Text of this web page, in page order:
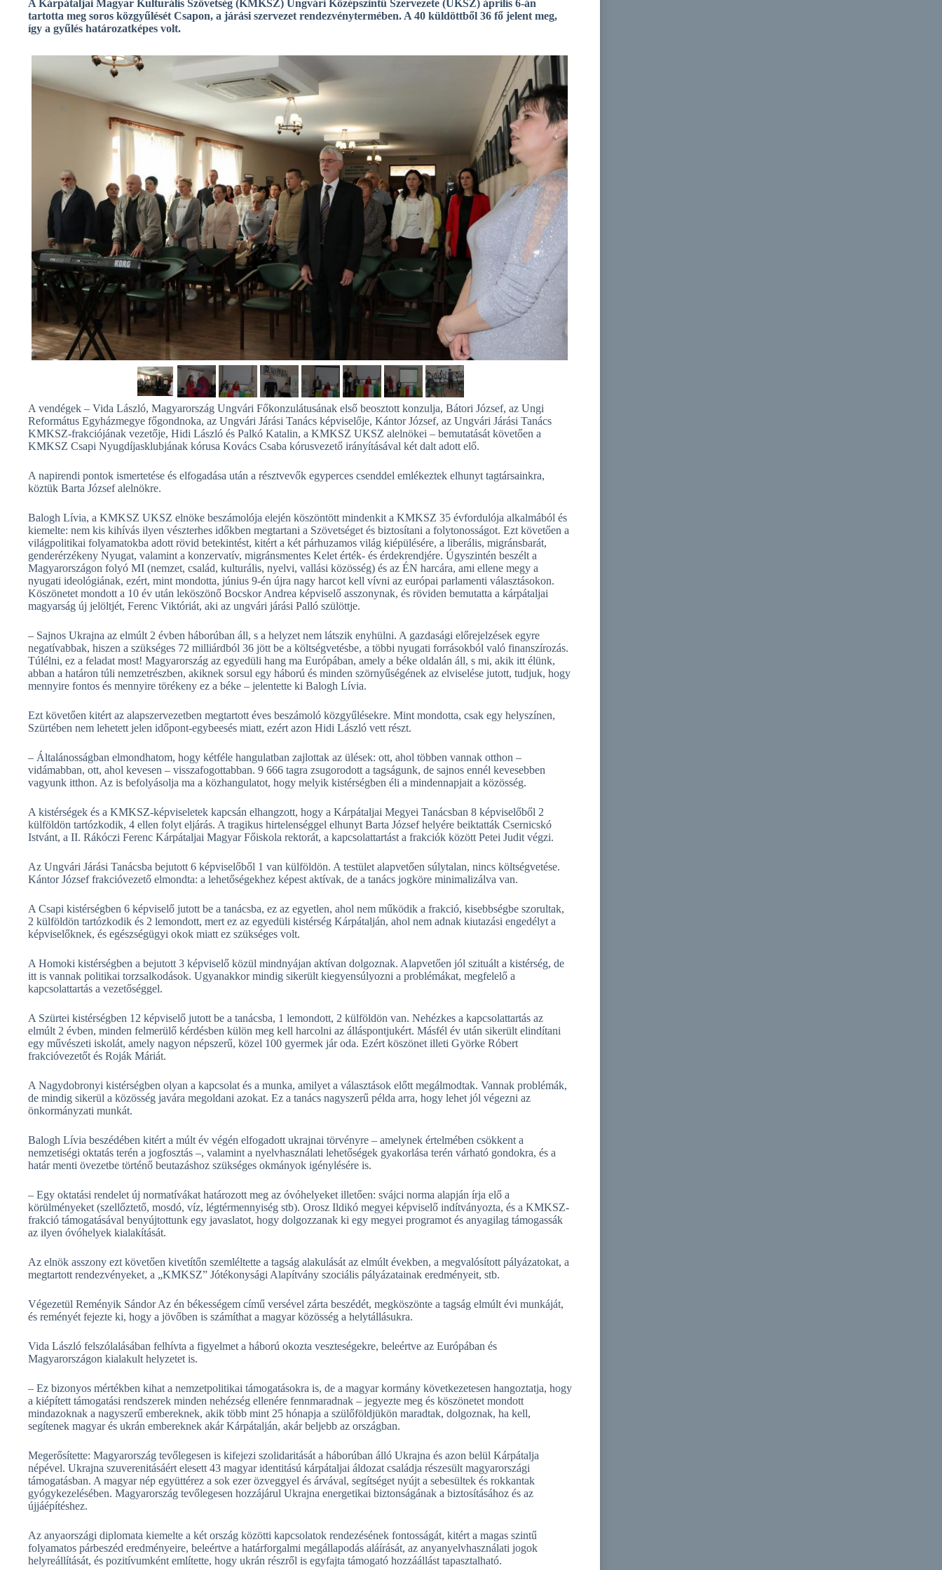
A Kárpátaljai Magyar Kulturális Szövetség (KMKSZ) Ungvári Középszintű Szervezete (UKSZ) április 6-án
tartotta meg soros közgyűlését Csapon, a járási szervezet rendezvénytermében. A 40 küldöttből 36 fő jelent meg,
így a gyűlés határozatképes volt.
A vendégek – Vida László, Magyarország Ungvári Főkonzulátusának első beosztott konzulja, Bátori József, az Ungi
Református Egyházmegye főgondnoka, az Ungvári Járási Tanács képviselője, Kántor József, az Ungvári Járási Tanács
KMKSZ-frakciójának vezetője, Hidi László és Palkó Katalin, a KMKSZ UKSZ alelnökei – bemutatását követően a
KMKSZ Csapi Nyugdíjasklubjának kórusa Kovács Csaba kórusvezető irányításával két dalt adott elő.
A napirendi pontok ismertetése és elfogadása után a résztvevők egyperces csenddel emlékeztek elhunyt tagtársainkra,
köztük Barta József alelnökre.
Balogh Lívia, a KMKSZ UKSZ elnöke beszámolója elején köszöntött mindenkit a KMKSZ 35 évfordulója alkalmából és
kiemelte: nem kis kihívás ilyen vészterhes időkben megtartani a Szövetséget és biztosítani a folytonosságot. Ezt követően a
világpolitikai folyamatokba adott rövid betekintést, kitért a két párhuzamos világ kiépülésére, a liberális, migránsbarát,
genderérzékeny Nyugat, valamint a konzervatív, migránsmentes Kelet érték- és érdekrendjére. Úgyszintén beszélt a
Magyarországon folyó MI (nemzet, család, kulturális, nyelvi, vallási közösség) és az ÉN harcára, ami ellene megy a
nyugati ideológiának, ezért, mint mondotta, június 9-én újra nagy harcot kell vívni az európai parlamenti választásokon.
Köszönetet mondott a 10 év után leköszönő Bocskor Andrea képviselő asszonynak, és röviden bemutatta a kárpátaljai
magyarság új jelöltjét, Ferenc Viktóriát, aki az ungvári járási Palló szülöttje.
– Sajnos Ukrajna az elmúlt 2 évben háborúban áll, s a helyzet nem látszik enyhülni. A gazdasági előrejelzések egyre
negatívabbak, hiszen a szükséges 72 milliárdból 36 jött be a költségvetésbe, a többi nyugati forrásokból való finanszírozás.
Túlélni, ez a feladat most! Magyarország az egyedüli hang ma Európában, amely a béke oldalán áll, s mi, akik itt élünk,
abban a határon túli nemzetrészben, akiknek sorsul egy háború és minden szörnyűségének az elviselése jutott, tudjuk, hogy
mennyire fontos és mennyire törékeny ez a béke – jelentette ki Balogh Lívia.
Ezt követően kitért az alapszervezetben megtartott éves beszámoló közgyűlésekre. Mint mondotta, csak egy helyszínen,
Szürtében nem lehetett jelen időpont-egybeesés miatt, ezért azon Hidi László vett részt.
– Általánosságban elmondhatom, hogy kétféle hangulatban zajlottak az ülések: ott, ahol többen vannak otthon –
vidámabban, ott, ahol kevesen – visszafogottabban. 9 666 tagra zsugorodott a tagságunk, de sajnos ennél kevesebben
vagyunk itthon. Az is befolyásolja ma a közhangulatot, hogy melyik kistérségben éli a mindennapjait a közösség.
A kistérségek és a KMKSZ-képviseletek kapcsán elhangzott, hogy a Kárpátaljai Megyei Tanácsban 8 képviselőből 2
külföldön tartózkodik, 4 ellen folyt eljárás. A tragikus hirtelenséggel elhunyt Barta József helyére beiktatták Csernicskó
Istvánt, a II. Rákóczi Ferenc Kárpátaljai Magyar Főiskola rektorát, a kapcsolattartást a frakciók között Petei Judit végzi.
Az Ungvári Járási Tanácsba bejutott 6 képviselőből 1 van külföldön. A testület alapvetően súlytalan, nincs költségvetése.
Kántor József frakcióvezető elmondta: a lehetőségekhez képest aktívak, de a tanács jogköre minimalizálva van.
A Csapi kistérségben 6 képviselő jutott be a tanácsba, ez az egyetlen, ahol nem működik a frakció, kisebbségbe szorultak,
2 külföldön tartózkodik és 2 lemondott, mert ez az egyedüli kistérség Kárpátalján, ahol nem adnak kiutazási engedélyt a
képviselőknek, és egészségügyi okok miatt ez szükséges volt.
A Homoki kistérségben a bejutott 3 képviselő közül mindnyájan aktívan dolgoznak. Alapvetően jól szituált a kistérség, de
itt is vannak politikai torzsalkodások. Ugyanakkor mindig sikerült kiegyensúlyozni a problémákat, megfelelő a
kapcsolattartás a vezetőséggel.
A Szürtei kistérségben 12 képviselő jutott be a tanácsba, 1 lemondott, 2 külföldön van. Nehézkes a kapcsolattartás az
elmúlt 2 évben, minden felmerülő kérdésben külön meg kell harcolni az álláspontjukért. Másfél év után sikerült elindítani
egy művészeti iskolát, amely nagyon népszerű, közel 100 gyermek jár oda. Ezért köszönet illeti Györke Róbert
frakcióvezetőt és Roják Máriát.
A Nagydobronyi kistérségben olyan a kapcsolat és a munka, amilyet a választások előtt megálmodtak. Vannak problémák,
de mindig sikerül a közösség javára megoldani azokat. Ez a tanács nagyszerű példa arra, hogy lehet jól végezni az
önkormányzati munkát.
Balogh Lívia beszédében kitért a múlt év végén elfogadott ukrajnai törvényre – amelynek értelmében csökkent a
nemzetiségi oktatás terén a jogfosztás –, valamint a nyelvhasználati lehetőségek gyakorlása terén várható gondokra, és a
határ menti övezetbe történő beutazáshoz szükséges okmányok igénylésére is.
– Egy oktatási rendelet új normatívákat határozott meg az óvóhelyeket illetően: svájci norma alapján írja elő a
körülményeket (szellőztető, mosdó, víz, légtérmennyiség stb). Orosz Ildikó megyei képviselő indítványozta, és a KMKSZ-
frakció támogatásával benyújtottunk egy javaslatot, hogy dolgozzanak ki egy megyei programot és anyagilag támogassák
az ilyen óvóhelyek kialakítását.
Az elnök asszony ezt követően kivetítőn szemléltette a tagság alakulását az elmúlt években, a megvalósított pályázatokat, a
megtartott rendezvényeket, a „KMKSZ” Jótékonysági Alapítvány szociális pályázatainak eredményeit, stb.
Végezetül Reményik Sándor Az én békességem című versével zárta beszédét, megköszönte a tagság elmúlt évi munkáját,
és reményét fejezte ki, hogy a jövőben is számíthat a magyar közösség a helytállásukra.
Vida László felszólalásában felhívta a figyelmet a háború okozta veszteségekre, beleértve az Európában és
Magyarországon kialakult helyzetet is.
– Ez bizonyos mértékben kihat a nemzetpolitikai támogatásokra is, de a magyar kormány következetesen hangoztatja, hogy
a kiépített támogatási rendszerek minden nehézség ellenére fennmaradnak – jegyezte meg és köszönetet mondott
mindazoknak a nagyszerű embereknek, akik több mint 25 hónapja a szülőföldjükön maradtak, dolgoznak, ha kell,
segítenek magyar és ukrán embereknek akár Kárpátalján, akár beljebb az országban.
Megerősítette: Magyarország tevőlegesen is kifejezi szolidaritását a háborúban álló Ukrajna és azon belül Kárpátalja
népével. Ukrajna szuverenitásáért elesett 43 magyar identitású kárpátaljai áldozat családja részesült magyarországi
támogatásban. A magyar nép együttérez a sok ezer özveggyel és árvával, segítséget nyújt a sebesültek és rokkantak
gyógykezelésében. Magyarország tevőlegesen hozzájárul Ukrajna energetikai biztonságának a biztosításához és az
újjáépítéshez.
Az anyaországi diplomata kiemelte a két ország közötti kapcsolatok rendezésének fontosságát, kitért a magas szintű
folyamatos párbeszéd eredményeire, beleértve a határforgalmi megállapodás aláírását, az anyanyelvhasználati jogok
helyreállítását, és pozitívumként említette, hogy ukrán részről is egyfajta támogató hozzáállást tapasztalható.